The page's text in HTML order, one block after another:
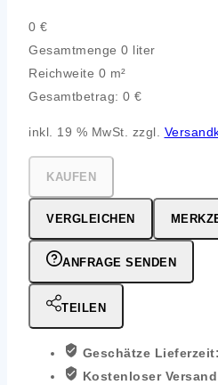
0 €
Gesamtmenge 0 liter
Reichweite 0 m²
Gesamtbetrag: 0 €
inkl. 19 % MwSt. zzgl.
KAUFEN
VERGLEICHEN
ANFRAGE SENDEN
TEILEN
Geschätze Lieferzeit:
Kostenloser